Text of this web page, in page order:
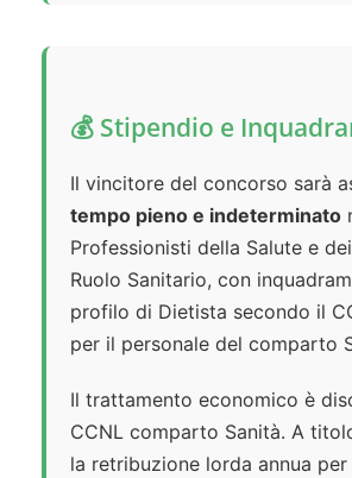
💰 Stipendio e
Il vincitore del concorso sarà
tempo pieno e indeterminato
Professionisti della Salute e
Ruolo Sanitario, con
profilo di Dietista secondo il
per il personale del comparto
Il trattamento economico è
CCNL comparto Sanità. A
la retribuzione lorda annua